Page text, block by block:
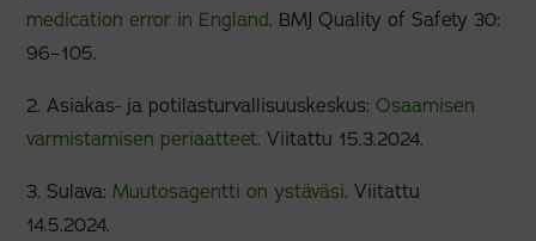
medication error in England. BMJ Quality of Safety 30:
96–105.
2. Asiakas- ja potilasturvallisuuskeskus:Osaamisen
varmistamisen periaatteet. Viitattu 15.3.2024.
3. Sulava:Muutosagentti on ystäväsi. Viitattu
14.5.2024.